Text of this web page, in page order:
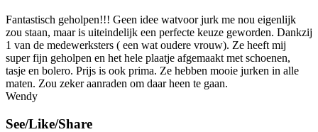
Fantastisch geholpen!!! Geen idee watvoor jurk me nou eigenlijk
zou staan, maar is uiteindelijk een perfecte keuze geworden. Dankzij
1 van de medewerksters ( een wat oudere vrouw). Ze heeft mij
super fijn geholpen en het hele plaatje afgemaakt met schoenen,
tasje en bolero. Prijs is ook prima. Ze hebben mooie jurken in alle
maten. Zou zeker aanraden om daar heen te gaan.
Wendy
See/Like/Share